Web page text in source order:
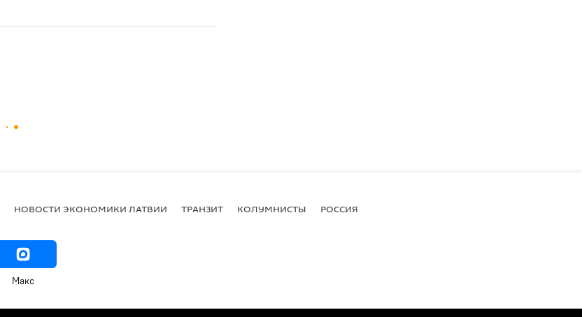
НОВОСТИ ЭКОНОМИКИ ЛАТВИИ ТРАНЗИТ КОЛУМНИСТЫ РОССИЯ
Макс